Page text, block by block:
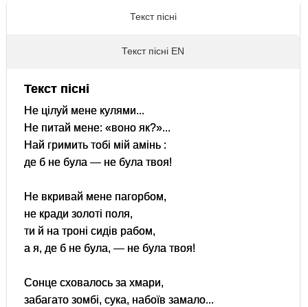
Текст пісні
Текст пісні EN
Текст пісні
Не цілуй мене кулями...
Не питай мене: «воно як?»...
Най гримить тобі мій амінь :
де б не була — не була твоя!
Не вкривай мене пагорбом,
не кради золоті поля,
ти й на троні сидів рабом,
а я, де б не була, — не була твоя!
Сонце сховалось за хмари,
забагато зомбі, сука, набоїв замало...